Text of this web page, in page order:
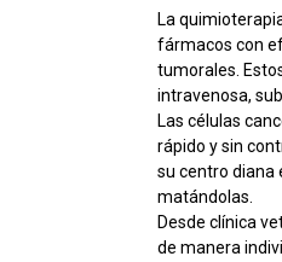
La
fármacos con
tumorales.
intravenosa,
Las células
rápido y sin
su centro diana
matándolas.
Desde clínica
de manera